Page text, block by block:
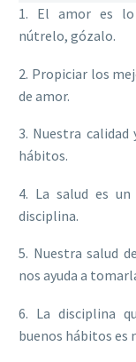
1. El amor es lo
nútrelo, gózalo.
2. Propiciar los
de amor.
3. Nuestra calidad
hábitos.
4. La salud es
disciplina.
5. Nuestra salud
nos ayuda a
6. La disciplina
buenos hábitos es